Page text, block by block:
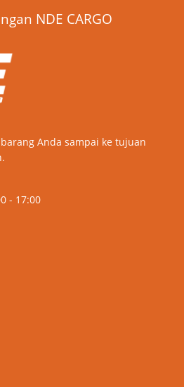
NDE CARGO
Anda sampai ke tujuan
- 17:00